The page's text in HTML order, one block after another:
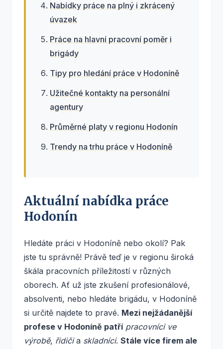
Nabídky práce na plný i zkrácený
úvazek
Práce na hlavní pracovní poměr i
brigády
Tipy pro hledání práce v Hodoníně
Užitečné kontakty na personální
agentury
Průměrné platy v regionu Hodonín
Trendy na trhu práce v Hodoníně
Aktuální nabídka práce
Hodonín
Hledáte práci v Hodoníně nebo okolí? Pak
jste tu správně! Právě teď je v regionu široká
škála pracovních příležitostí v různých
oborech. Ať už jste zkušení profesionálové,
absolventi, nebo hledáte brigádu, v Hodoníně
si určitě najdete to pravé. Mezi nejžádanější
profese v Hodoníně patří pracovníci ve
výrobě, řidičia skladníci. Stále více firem ale